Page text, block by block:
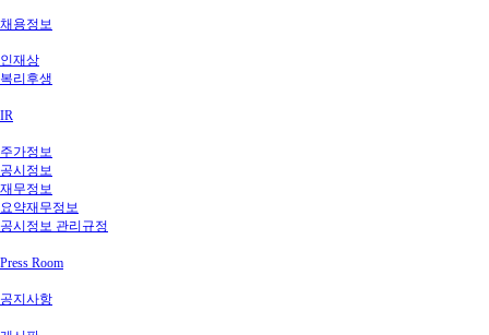
채용정보
인재상
복리후생
IR
주가정보
공시정보
재무정보
요약재무정보
공시정보 관리규정
Press Room
공지사항